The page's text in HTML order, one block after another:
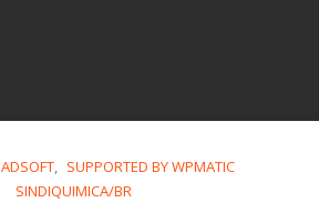
ADSOFT, SUPPORTED BY WPMATIC
SINDIQUIMICA/BR